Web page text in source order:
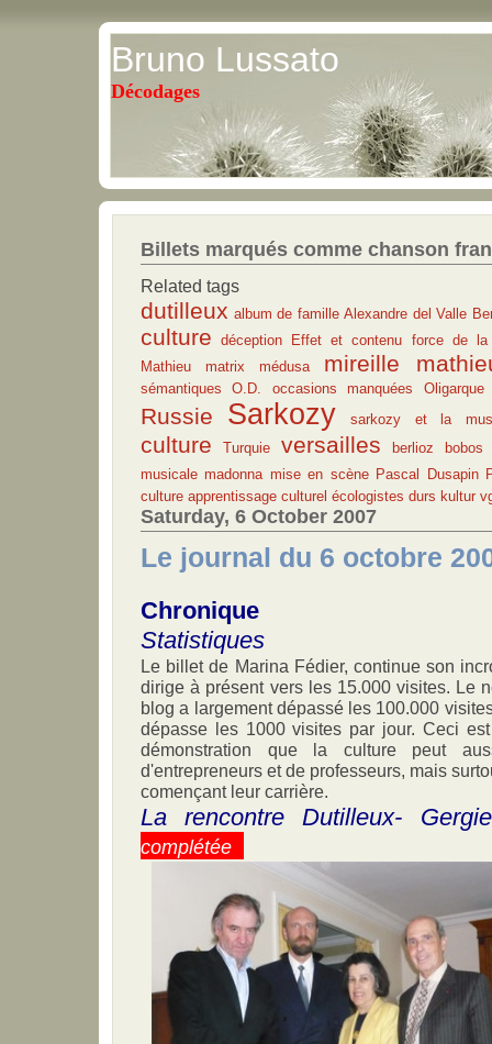
Bruno Lussato
Décodages
Billets marqués comme chanson
Related tags
dutilleux album de famille Alexandre del Valle
culture déception Effet et contenu force de la
Mathieu
matrix médusa mireille
sémantiques O.D. occasions manquées Oligarque
Russie Sarkozy sarkozy et la
culture Turquie versailles berlioz
bobos
musicale madonna mise en scène Pascal Dusapin
culture apprentissage culturel écologistes durs kultur
Saturday, 6 October 2007
Le journal du 6 octobre
Chronique
Statistiques
Le billet de Marina Fédier, continue son
dirige à présent vers les 15.000 visites. Le
blog a largement dépassé les 100.000
dépasse les 1000 visites par jour. Ceci
démonstration que la culture peut
d'entrepreneurs et de professeurs, mais
començant leur carrière.
La rencontre Dutilleux-
complétée